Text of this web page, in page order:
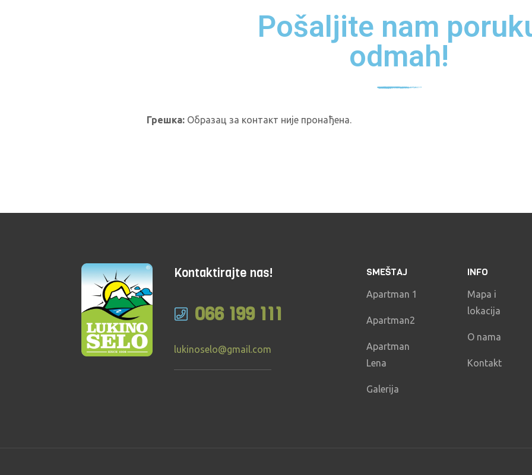
Pošaljite nam
odmah!
Грешка: Образац за контакт није пронађена.
Kontaktirajte nas!
066 199 111
lukinoselo@gmail.com
SMEŠTAJ
Apartman 1
Apartman2
Apartman
Lena
Galerija
INFO
Mapa i
lokacija
O nama
Kontakt